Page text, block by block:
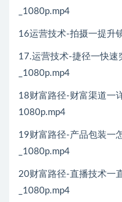
_1080p.mp4
16运营技术-拍摄一提升
17.运营技术-捷径一快
_1080p.mp4
18财富路径-财富渠道一
1080p.mp4
19财富路径-产品包装一
_1080p.mp4
20财富路径-直播技术一
_1080p.mp4